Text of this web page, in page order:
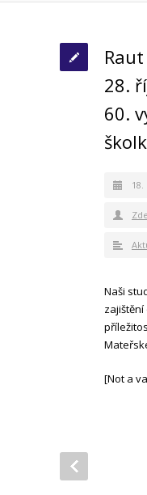
28.
60.
18.
Naši
[Not a